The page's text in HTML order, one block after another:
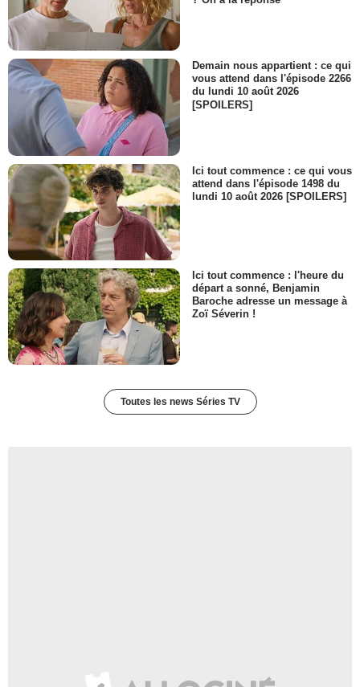
Demain nous appartient : ce qui
vous attend dans l'épisode 2266
du lundi 10 août 2026
[SPOILERS]
Ici tout commence : ce qui vous
attend dans l'épisode 1498 du
lundi 10 août 2026 [SPOILERS]
Ici tout commence : l'heure du
départ a sonné, Benjamin
Baroche adresse un message à
Zoï Séverin !
Toutes les news Séries TV